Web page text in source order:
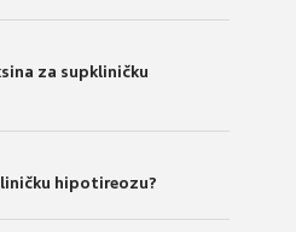
za supkliničku
hipotireozu?